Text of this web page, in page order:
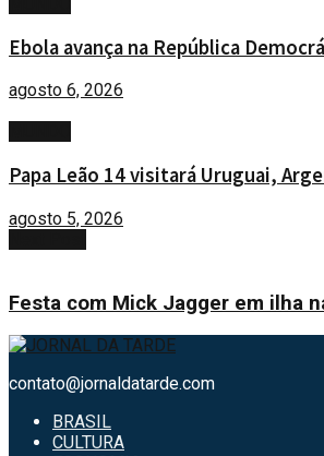
Ebola avança na República
agosto 6, 2026
Papa Leão 14 visitará Uruguai,
agosto 5, 2026
Festa com Mick Jagger em ilha
contato@jornaldatarde.com
BRASIL
CULTURA